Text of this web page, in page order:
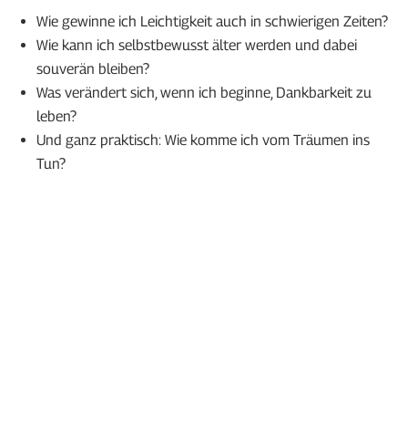
Wie gewinne ich Leichtigkeit auch in schwierigen Zeiten?
Wie kann ich selbstbewusst älter werden und dabei
souverän bleiben?
Was verändert sich, wenn ich beginne, Dankbarkeit zu
leben?
Und ganz praktisch: Wie komme ich vom Träumen ins
Tun?